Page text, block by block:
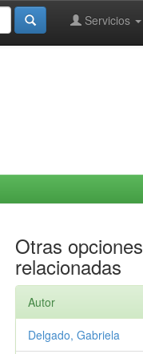
Servicios
Otras opciones
relacionadas
Autor
Delgado, Gabriela